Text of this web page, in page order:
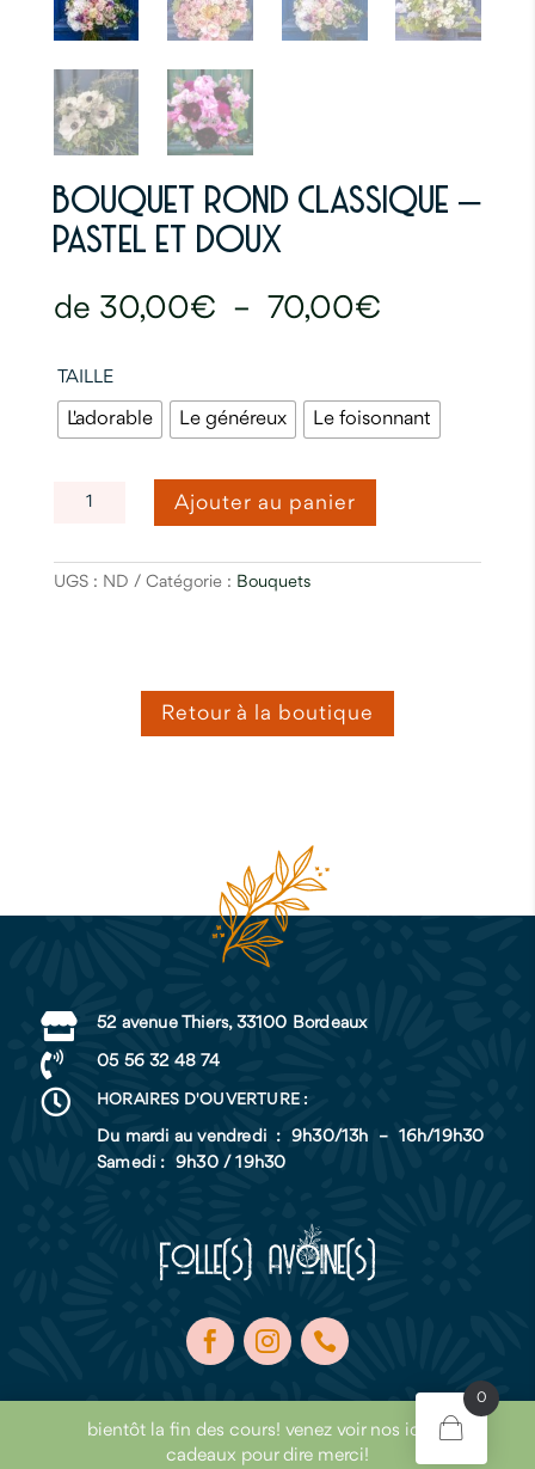
bientôt la fin des cours! venez voir nos idées
cadeaux pour dire merci!
BOUQUET ROND CLASSIQUE –
PASTEL ET DOUX
30,00€ – 70,00€Plage
à
70,00€
TAILLE
L'adorable Le généreux Le foisonnant
QUANTITÉ
ROND
CLASSIQUE
Ajouter au panier
UGS : ND Catégorie : Bouquets
Retour à la boutique
 52 avenue Thiers, 33100 Bordeaux
 05 56 32 48 74
 HORAIRES D'OUVERTURE :
Du mardi au vendredi : 9h30/13h – 16h/19h30
Samedi : 9h30 / 19h30
Un site qui aFière Allure byintento| Mentions
0